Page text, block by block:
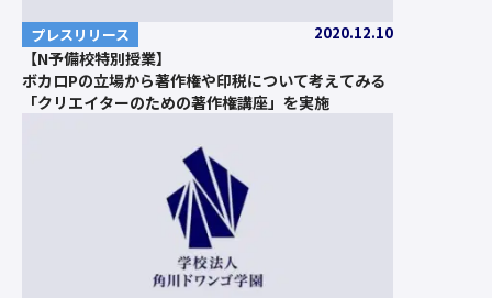
プレスリリース 2020.12.10
【N予備校特別授業】
ボカロPの立場から著作権や印税について考えてみる
「クリエイターのための著作権講座」を実施